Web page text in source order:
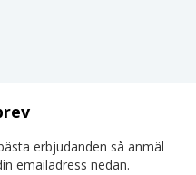
erbjudanden så anmäl
emailadress nedan.